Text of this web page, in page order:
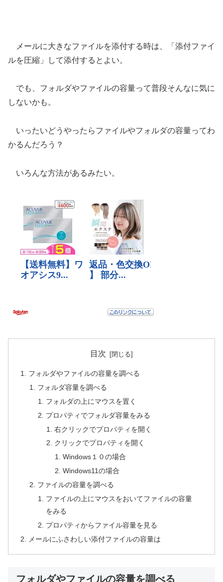
メールに大きなファイルを添付する時は、「添付ファイ
ルを圧縮」して添付するとよい。
でも、フォルダやファイルの容量って普段そんなに気に
しないかも。
いったいどうやったらファイルやフォルダの容量ってわ
かるんだろう？
いろんな方法があるみたい。
目次
フォルダやファイルの容量を調べる
フォルダ容量を調べる
フォルダの上にマウスを置く
プロパティでフォルダ容量をみる
右クリックでプロパティを開く
クリックでプロパティを開く
Windows１０の場合
Windows11の場合
ファイルの容量を調べる
ファイルの上にマウスをおいてファイルの容量
をみる
プロパティからファイル容量を見る
メールにふさわしい添付ファイルの容量は
フォルダやファイルの容量を調べる